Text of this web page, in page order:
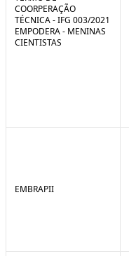
COORPERAÇÃO
TÉCNICA - IFG 003/2021
EMPODERA - MENINAS
CIENTISTAS
EMBRAPII